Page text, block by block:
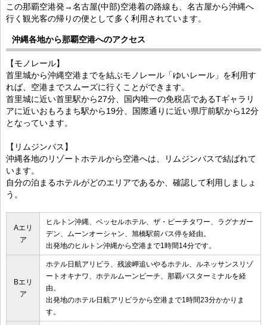
この那覇空港発→名古屋(中部)空港着の路線も、名古屋から沖縄へ
行く観光客の帰りの便として多く利用されています。
沖縄各地から那覇空港へのアクセス
【モノレール】
首里城から沖縄空港までを結ぶモノレール「ゆいレール」を利用す
れば、空港までスムーズに行くことができます。
首里城に近い首里駅から27分、国内唯一の免税店であるTギャラリ
アに近いおもろまち駅から19分、国際通りに近い県庁前駅から12分
となっています。
【リムジンバス】
沖縄各地のリゾートホテルから空港へは、リムジンバスで結ばれて
います。
自分の泊まるホテルがどのエリアであるか、確認して利用しましょ
う。
Aエリ
ア
ヒルトン沖縄、ベッセルホテル、ザ・ビーチタワー、ラグナガー
デン、ムーンオーシャン、旭橋駅前バス停を経由。
出発地のヒルトン沖縄から空港まで1時間14分です。
Bエリ
ア
ホテル日航アリビラ、残波岬追いやるホテル、ルネッサンスリゾ
ートオキナワ、ホテルムーンビーチ、那覇バスターミナルを経
由。
出発地のホテル日航アリビラから空港まで1時間23分かかりま
す。